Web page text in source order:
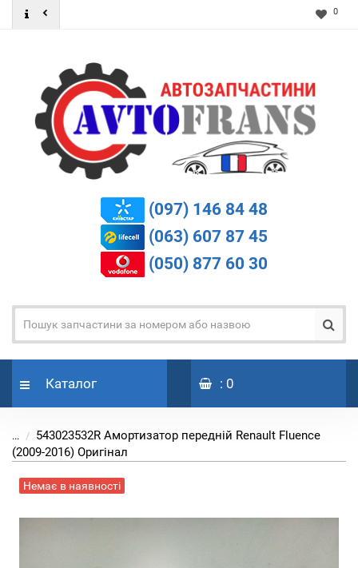
0
(097) 146 84 48
(063) 607 87 45
(050) 877 60 30
Каталог : 0
...
543023532R Амортизатор передній Renault Fluence
(2009-2016) Оригінал
Немає в наявності